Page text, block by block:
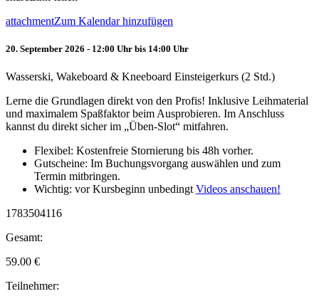
attachmentZum Kalendar hinzufügen
20. September 2026 - 12:00 Uhr bis 14:00 Uhr
Wasserski, Wakeboard & Kneeboard Einsteigerkurs (2 Std.)
Lerne die Grundlagen direkt von den Profis! Inklusive Leihmaterial
und maximalem Spaßfaktor beim Ausprobieren. Im Anschluss
kannst du direkt sicher im „Üben-Slot“ mitfahren.
Flexibel: Kostenfreie Stornierung bis 48h vorher.
Gutscheine: Im Buchungsvorgang auswählen und zum
Termin mitbringen.
Wichtig: vor Kursbeginn unbedingt Videos anschauen!
1783504116
Gesamt:
59.00 €
Teilnehmer: